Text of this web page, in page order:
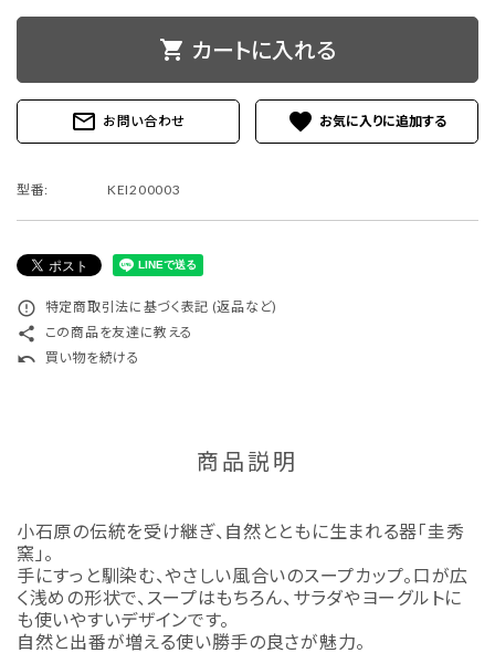
shopping_cart カートに入れる
mail_outline お問い合わせ favorite
型番: KEI200003
error_outline 特定商取引法に基づく表記 (返品など)
share この商品を友達に教える
undo 買い物を続ける
商品説明
小石原の伝統を受け継ぎ、自然とともに生まれる器「圭秀
窯」。
手にすっと馴染む、やさしい風合いのスープカップ。口が広
く浅めの形状で、スープはもちろん、サラダやヨーグルトに
も使いやすいデザインです。
自然と出番が増える使い勝手の良さが魅力。